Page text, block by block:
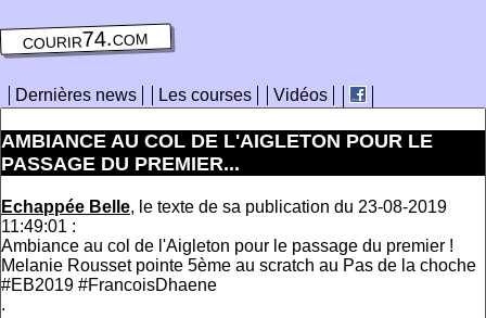
courir74.com
Dernières news Les courses Vidéos
AMBIANCE AU COL DE L'AIGLETON POUR LE
PASSAGE DU PREMIER...
Echappée Belle, le texte de sa publication du 23-08-2019
11:49:01 :
Ambiance au col de l'Aigleton pour le passage du premier !
Melanie Rousset pointe 5ème au scratch au Pas de la choche
#EB2019 #FrancoisDhaene
.